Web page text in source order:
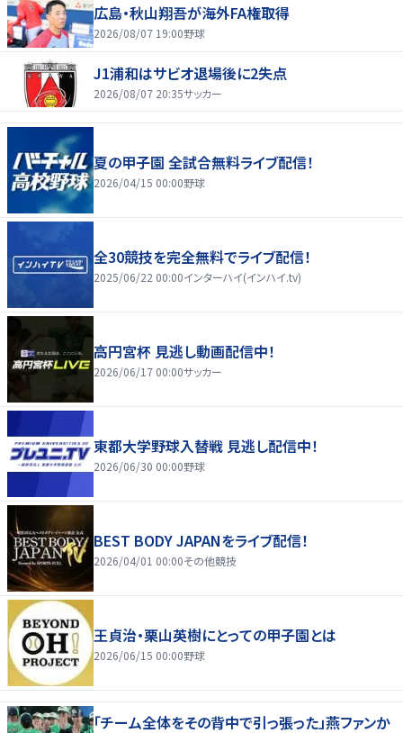
広島・秋山翔吾が海外FA権取得
2026/08/07 19:00野球
J1浦和はサビオ退場後に2失点
2026/08/07 20:35サッカー
夏の甲子園 全試合無料ライブ配信！
2026/04/15 00:00野球
全30競技を完全無料でライブ配信！
2025/06/22 00:00インターハイ(インハイ.tv)
高円宮杯 見逃し動画配信中！
2026/06/17 00:00サッカー
東都大学野球入替戦 見逃し配信中！
2026/06/30 00:00野球
BEST BODY JAPANをライブ配信！
2026/04/01 00:00その他競技
王貞治・栗山英樹にとっての甲子園とは
2026/06/15 00:00野球
「チーム全体をその背中で引っ張った」燕ファンか